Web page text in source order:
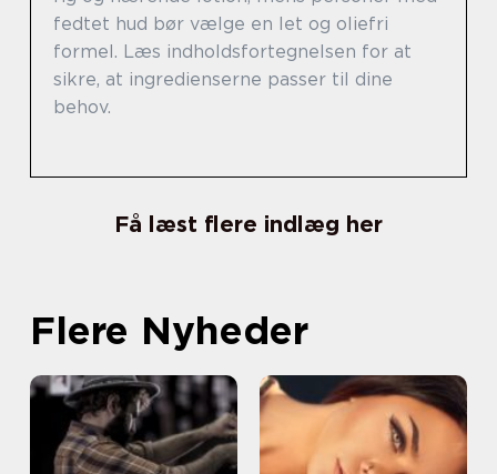
fedtet hud bør vælge en let og oliefri
formel. Læs indholdsfortegnelsen for at
sikre, at ingredienserne passer til dine
behov.
Få læst flere indlæg her
Flere Nyheder